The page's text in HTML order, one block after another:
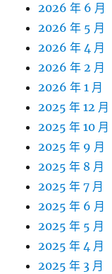
2026 年 6 月
2026 年 5 月
2026 年 4 月
2026 年 2 月
2026 年 1 月
2025 年 12 月
2025 年 10 月
2025 年 9 月
2025 年 8 月
2025 年 7 月
2025 年 6 月
2025 年 5 月
2025 年 4 月
2025 年 3 月